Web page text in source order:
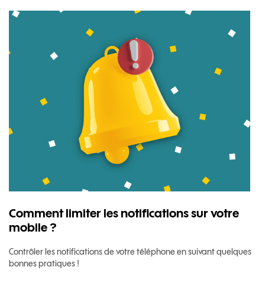
Comment limiter les notifications sur votre
mobile ?
Contrôler les notifications de votre téléphone en suivant quelques
bonnes pratiques !